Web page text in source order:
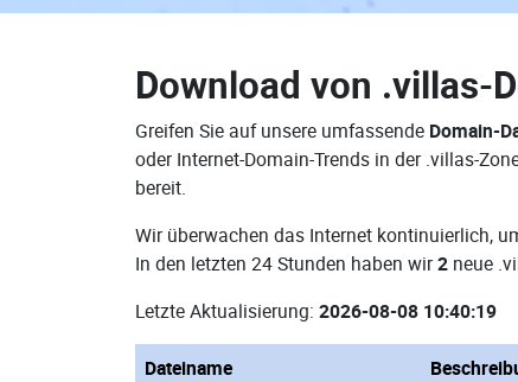
Download von .villas-
Greifen Sie auf unsere umfassende Domain-
oder Internet-Domain-Trends in der .villas-
bereit.
Wir überwachen das Internet kontinuierlich,
In den letzten 24 Stunden haben wir2 neue
Letzte Aktualisierung: 2026-08-08 10:40:19
Dateiname